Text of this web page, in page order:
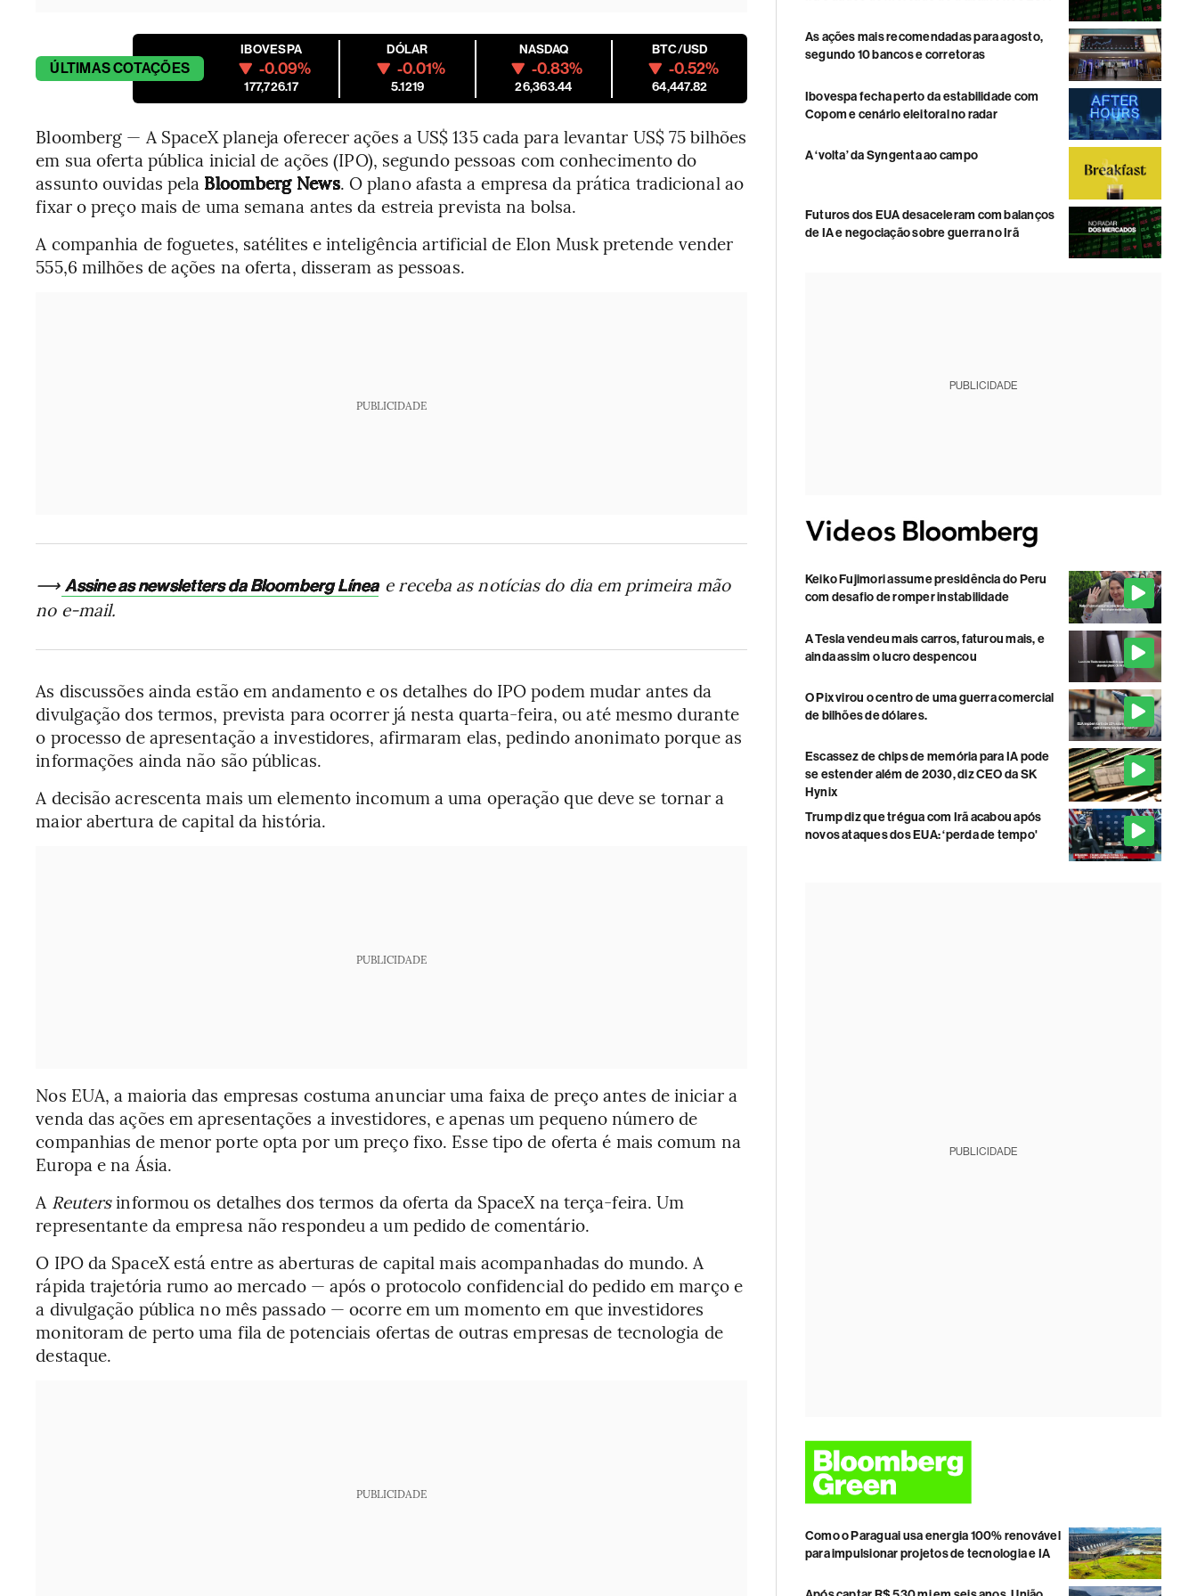
ÚLTIMASCOTAÇÕES
IBOVESPA
-0.09%
177,726.17
DÓLAR
-0.01%
5.1219
NASDAQ
-0.83%
26,363.44
BTC/USD
-0.52%
64,447.82
Bloomberg — A SpaceX planeja oferecer ações a US$ 135 cada para levantar US$ 75 bilhões
em sua oferta pública inicial de ações (IPO), segundo pessoas com conhecimento do
assunto ouvidas pela Bloomberg News. O plano afasta a empresa da prática tradicional ao
fixar o preço mais de uma semana antes da estreia prevista na bolsa.
A companhia de foguetes, satélites e inteligência artificial de Elon Musk pretende vender
555,6 milhões de ações na oferta, disseram as pessoas.
PUBLICIDADE
⟶ Assine as newsletters da Bloomberg Línea e receba as notícias do dia em primeira mão
no e-mail.
As discussões ainda estão em andamento e os detalhes do IPO podem mudar antes da
divulgação dos termos, prevista para ocorrer já nesta quarta-feira, ou até mesmo durante
o processo de apresentação a investidores, afirmaram elas, pedindo anonimato porque as
informações ainda não são públicas.
A decisão acrescenta mais um elemento incomum a uma operação que deve se tornar a
maior abertura de capital da história.
PUBLICIDADE
Nos EUA, a maioria das empresas costuma anunciar uma faixa de preço antes de iniciar a
venda das ações em apresentações a investidores, e apenas um pequeno número de
companhias de menor porte opta por um preço fixo. Esse tipo de oferta é mais comum na
Europa e na Ásia.
A Reutersinformou os detalhes dos termos da oferta da SpaceX na terça-feira. Um
representante da empresa não respondeu a um pedido de comentário.
O IPO da SpaceX está entre as aberturas de capital mais acompanhadas do mundo. A
rápida trajetória rumo ao mercado — após o protocolo confidencial do pedido em março e
a divulgação pública no mês passado — ocorre em um momento em que investidores
monitoram de perto uma fila de potenciais ofertas de outras empresas de tecnologia de
destaque.
PUBLICIDADE
As ações mais recomendadas para agosto,
segundo 10 bancos e corretoras
Ibovespa fecha perto da estabilidade com
Copom e cenário eleitoral no radar
A ‘volta’ da Syngenta ao campo
Futuros dos EUA desaceleram com balanços
de IA e negociação sobre guerra no Irã
PUBLICIDADE
Keiko Fujimori assume presidência do Peru
com desafio de romper instabilidade
A Tesla vendeu mais carros, faturou mais, e
ainda assim o lucro despencou
O Pix virou o centro de uma guerra comercial
de bilhões de dólares.
Escassez de chips de memória para IA pode
se estender além de 2030, diz CEO da SK
Hynix
Trump diz que trégua com Irã acabou após
novos ataques dos EUA: ‘perda de tempo'
PUBLICIDADE
Como o Paraguai usa energia 100% renovável
para impulsionar projetos de tecnologia e IA